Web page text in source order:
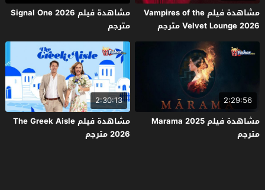
مشاهدة فيلم Vampires of the
Velvet Lounge 2026 مترجم
مشاهدة فيلم Signal One 2026
مترجم
2:29:56
مشاهدة فيلم Marama 2025
مترجم
2:30:13
مشاهدة فيلم The Greek Aisle
2026 مترجم